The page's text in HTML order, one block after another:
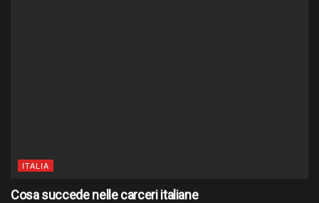
ITALIA
Cosa succede nelle carceri italiane